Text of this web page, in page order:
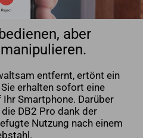
aber
entfernt, ertönt ein
erhalten sofort eine
Smartphone. Darüber
DB2 Pro dank der
Nutzung nach einem